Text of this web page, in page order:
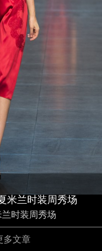
米兰时装周秀场
时装周秀场
多文章